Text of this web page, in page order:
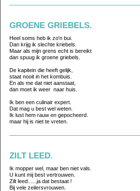
GROENE GRIEBELS.
Heel soms heb ik zo'n bui.
Dan krijg ik slechte kriebels.
Maar als mijn grens echt is bereikt
dan spuug ik groene griebels.
De kapitein die heeft gelijk,
staat nooit in het kombuis.
En als me dat niet aanstaat,
dan moet ik weer naar huis.
Ik ben een culinair expert.
Dat mag u best wel weten.
Ik lust hem rauw en gepocheerd.
maar hij is niet te vreten.
ZILT LEED.
Ik mopper wel, maar ben niet vals.
U kunt mij best vertrouwen.
Zilt leed......ja dat bestaat !
Bij vele zeilersvrouwen.